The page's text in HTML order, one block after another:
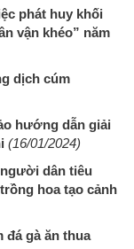
phát huy khối
vận khéo” năm
dịch cúm
hướng dẫn giải
(16/01/2024)
dân tiêu
hoa tạo cảnh
đá gà ăn thua